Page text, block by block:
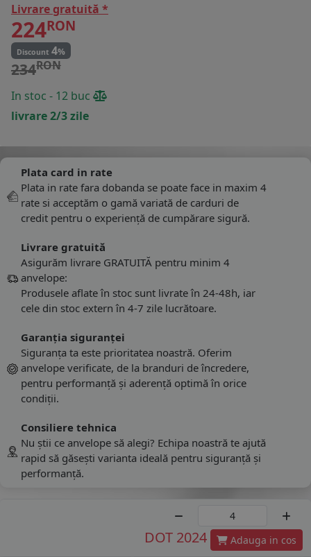
Livrare gratuită *
224RON
Discount 4%
234RON
In stoc - 12 buc
livrare 2/3 zile
Plata card in rate
Plata in rate fara dobanda se poate face in maxim 4
rate si acceptăm o gamă variată de carduri de
credit pentru o experiență de cumpărare sigură.
Livrare gratuită
Asigurăm livrare GRATUITĂ pentru minim 4
anvelope:
Produsele aflate în stoc sunt livrate în 24-48h, iar
cele din stoc extern în 4-7 zile lucrătoare.
Garanția siguranței
Siguranța ta este prioritatea noastră. Oferim
anvelope verificate, de la branduri de încredere,
pentru performanță și aderență optimă în orice
condiții.
Consiliere tehnica
Nu știi ce anvelope să alegi? Echipa noastră te ajută
rapid să găsești varianta ideală pentru siguranță și
performanță.
DOT 2024 Adauga in cos